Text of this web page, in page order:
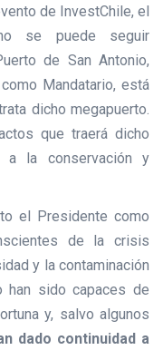
de InvestChile, el
se puede seguir
de San Antonio,
Mandatario, está
dicho megapuerto.
que traerá dicho
a la conservación y
el Presidente como
de la crisis
y la contaminación
han sido capaces de
y, salvo algunos
dado continuidad a